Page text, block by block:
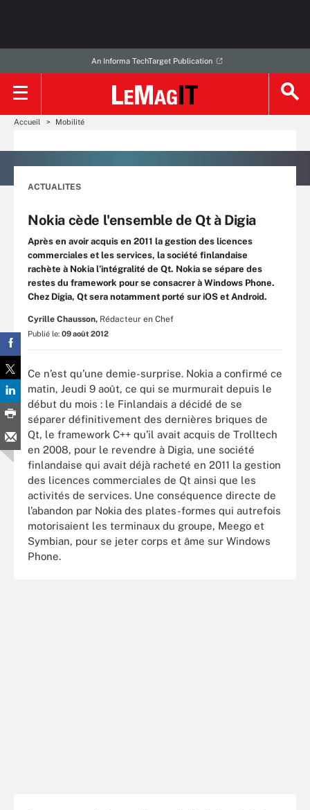
An Informa TechTarget Publication
Accueil Mobilité
ACTUALITES
Nokia cède l'ensemble de Qt à Digia
Après en avoir acquis en 2011 la gestion des licences
commerciales et les services, la société finlandaise
rachète à Nokia l’intégralité de Qt. Nokia se sépare des
restes du framework pour se consacrer à Windows Phone.
Chez Digia, Qt sera notamment porté sur iOS et Android.
Cyrille Chausson, Rédacteur en Chef
Publié le: 09 août 2012
Ce n’est qu’une demie-surprise. Nokia a confirmé ce
matin, Jeudi 9 août, ce qui se murmurait depuis le
début du mois : le Finlandais a décidé de se
séparer définitivement des dernières briques de
Qt, le framework C++ qu’il avait acquis de Trolltech
en 2008, pour le revendre à Digia, une société
finlandaise qui avait déjà racheté en 2011 la gestion
des licences commerciales de Qt ainsi que les
activités de services. Une conséquence directe de
l’abandon par Nokia des plates-formes qui autrefois
motorisaient les terminaux du groupe, Meego et
Symbian, pour se jeter corps et âme sur Windows
Phone.